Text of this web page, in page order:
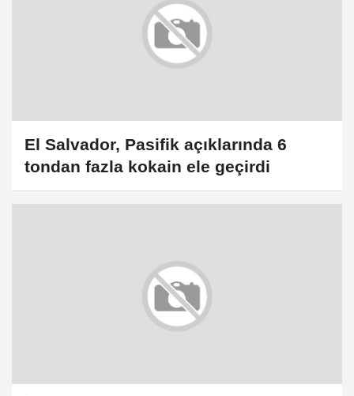
El Salvador, Pasifik açıklarında 6
tondan fazla kokain ele geçirdi